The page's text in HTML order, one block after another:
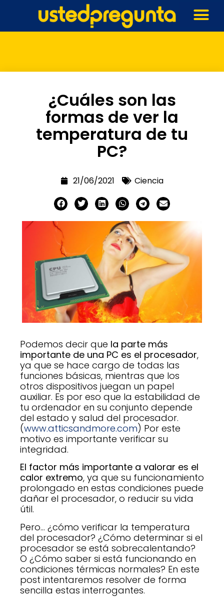
¿Cuáles son las
formas de ver la
temperatura de tu
PC?
21/06/2021 Ciencia
Podemos decir que la parte más
importante de una PC es el procesador,
ya que se hace cargo de todas las
funciones básicas, mientras que los
otros dispositivos juegan un papel
auxiliar. Es por eso que la estabilidad de
tu ordenador en su conjunto depende
del estado y salud del procesador.
(www.atticsandmore.com) Por este
motivo es importante verificar su
integridad.
El factor más importante a valorar es el
calor extremo, ya que su funcionamiento
prolongado en estas condiciones puede
dañar el procesador, o reducir su vida
útil.
Pero… ¿cómo verificar la temperatura
del procesador? ¿Cómo determinar si el
procesador se está sobrecalentando?
O ¿Cómo saber si está funcionando en
condiciones térmicas normales? En este
post intentaremos resolver de forma
sencilla estas interrogantes.